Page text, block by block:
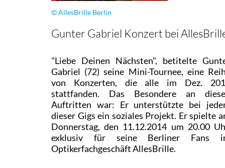
© AllesBrille Berlin
Gunter Gabriel Konzert bei
"Liebe Deinen Nächsten", betitelte
Gabriel (72) seine Mini-Tournee, eine
von Konzerten, die alle im Dez.
stattfanden. Das Besondere an
Auftritten war: Er unterstützte bei
dieser Gigs ein soziales Projekt. Er spielte
Donnerstag, den 11.12.2014 um 20.00
exklusiv für seine Berliner Fans
Optikerfachgeschäft AllesBrille.